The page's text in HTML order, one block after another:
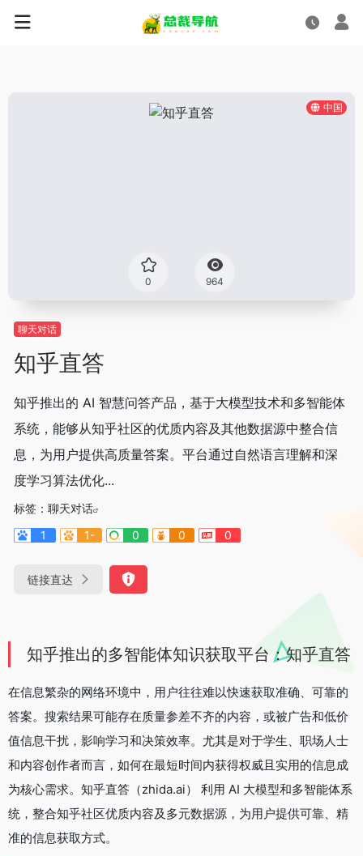
中国
0 964
聊天对话
知乎直答
知乎推出的 AI 智慧问答产品，基于大模型技术和多智能体
系统，能够从知乎社区的优质内容及其他数据源中整合信
息，为用户提供高质量答案。平台通过自然语言理解和深
度学习算法优化...
标签： 聊天对话
1
1- 0 0 0
链接直达
知乎推出的多智能体知识获取平台：知乎直答
在信息繁杂的网络环境中，用户往往难以快速获取准确、可靠的
答案。搜索结果可能存在质量参差不齐的内容，或被广告和低价
值信息干扰，影响学习和决策效率。尤其是对于学生、职场人士
和内容创作者而言，如何在最短时间内获得权威且实用的信息成
为核心需求。知乎直答（zhida.ai） 利用 AI 大模型和多智能体系
统，整合知乎社区优质内容及多元数据源，为用户提供可靠、精
准的信息获取方式。